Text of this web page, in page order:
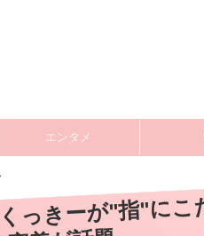
エンタメ
っきーが"指"に